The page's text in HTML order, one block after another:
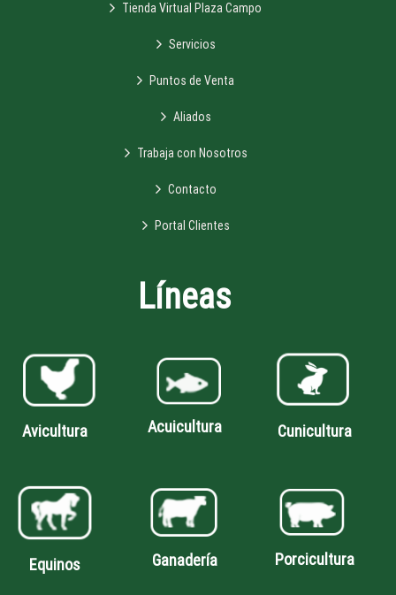
Tienda Virtual Plaza Campo
Servicios
Puntos de Venta
Aliados
Trabaja con Nosotros
Contacto
Portal Clientes
Líneas
Avicultura Acuicultura Cunicultura
Equinos Ganadería Porcicultura